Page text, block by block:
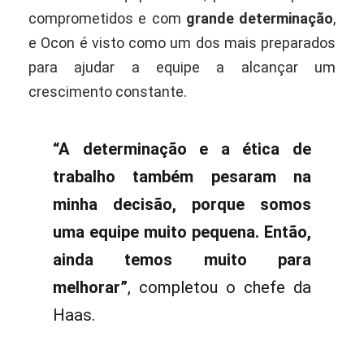
comprometidos e com grande determinação,
e Ocon é visto como um dos mais preparados
para ajudar a equipe a alcançar um
crescimento constante.
“A determinação e a ética de
trabalho também pesaram na
minha decisão, porque somos
uma equipe muito pequena. Então,
ainda temos muito para
melhorar”, completou o chefe da
Haas.